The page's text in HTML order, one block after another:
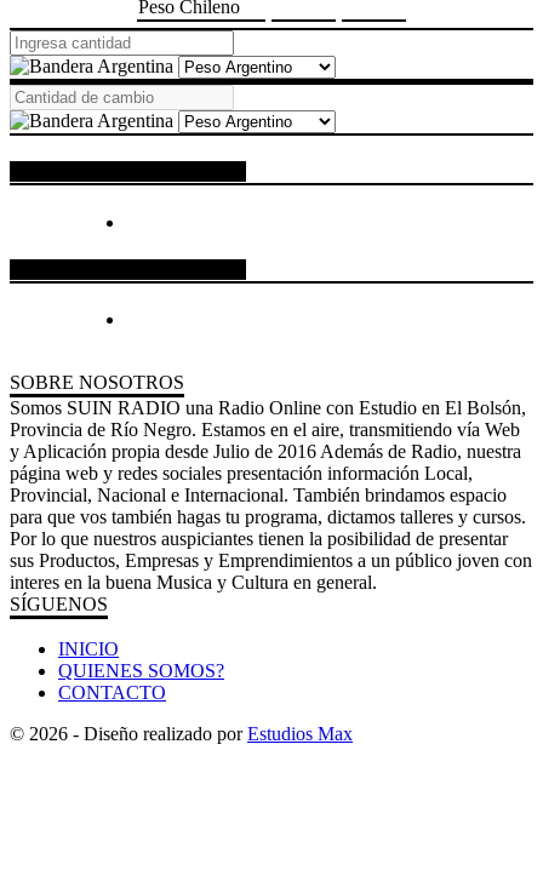
Peso Chileno
SOBRE NOSOTROS
Somos SUIN RADIO una Radio Online con Estudio en El Bolsón,
Provincia de Río Negro. Estamos en el aire, transmitiendo vía Web
y Aplicación propia desde Julio de 2016 Además de Radio, nuestra
página web y redes sociales presentación información Local,
Provincial, Nacional e Internacional. También brindamos espacio
para que vos también hagas tu programa, dictamos talleres y cursos.
Por lo que nuestros auspiciantes tienen la posibilidad de presentar
sus Productos, Empresas y Emprendimientos a un público joven con
interes en la buena Musica y Cultura en general.
SÍGUENOS
INICIO
QUIENES SOMOS?
CONTACTO
© 2026 - Diseño realizado porEstudios Max